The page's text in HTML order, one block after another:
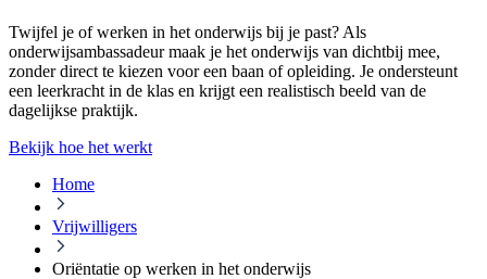
Twijfel je of werken in het onderwijs bij je past? Als
onderwijsambassadeur maak je het onderwijs van dichtbij mee,
zonder direct te kiezen voor een baan of opleiding. Je ondersteunt
een leerkracht in de klas en krijgt een realistisch beeld van de
dagelijkse praktijk.
Bekijk hoe het werkt
Home
Vrijwilligers
Oriëntatie op werken in het onderwijs